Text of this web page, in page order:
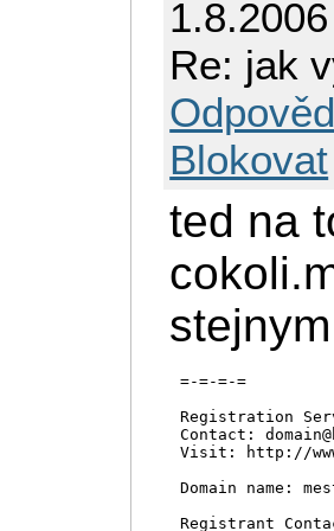
Re: jak
Blokovat
ted na
=-=-=-=
Registration
Contact:
Visit: http://
Domain name:
Registrant